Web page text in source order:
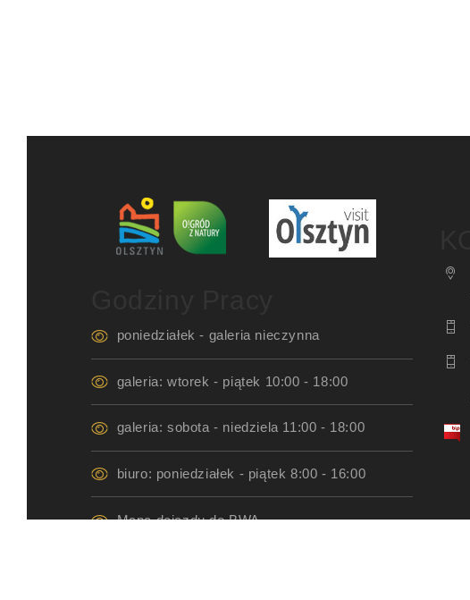
poniedziałek - galeria nieczynna
galeria: wtorek - piątek 10:00 - 18:00
galeria: sobota - niedziela 11:00 - 18:00
biuro: poniedziałek - piątek 8:00 - 16:00
Mapa dojazdu do BWA